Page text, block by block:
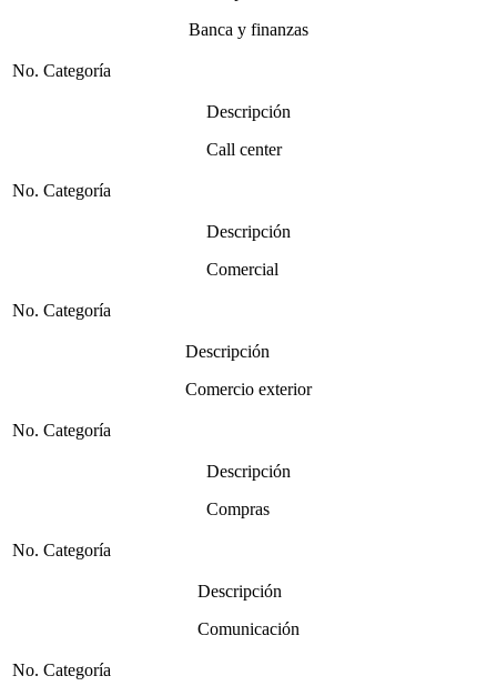
Banca y finanzas
No. Categoría
Descripción
Call center
No. Categoría
Descripción
Comercial
No. Categoría
Descripción
Comercio exterior
No. Categoría
Descripción
Compras
No. Categoría
Descripción
Comunicación
No. Categoría